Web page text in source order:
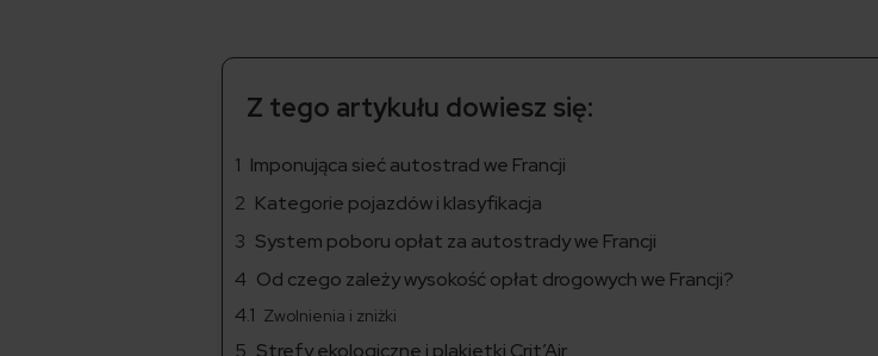
Z tego artykułu dowiesz się:
Imponująca sieć autostrad we Francji
Kategorie pojazdów i klasyfikacja
System poboru opłat za autostrady we Francji
Od czego zależy wysokość opłat drogowych we Francji?
Zwolnienia i zniżki
Strefy ekologiczne i plakietki Crit’Air